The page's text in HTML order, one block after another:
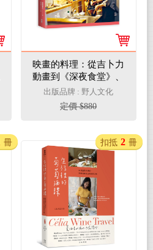
映畫的料理：從吉卜力
動畫到《深夜食堂》、
《舞伎家的料理人》，
從小津安二郎、黑澤明
到是枝裕和，28部日本
【精裝】
出版品牌 : 野人文化
定價 $880
冊 扣抵 2 冊